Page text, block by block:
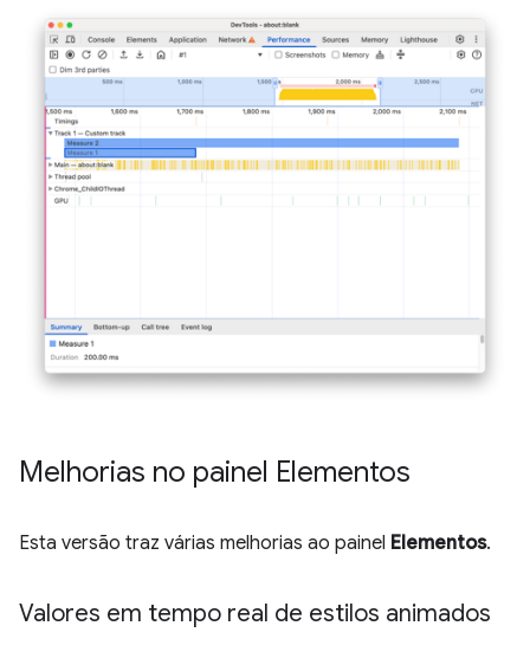
Melhorias no painel Elementos
Esta versão traz várias melhorias ao painel Elementos.
Valores em tempo real de estilos animados